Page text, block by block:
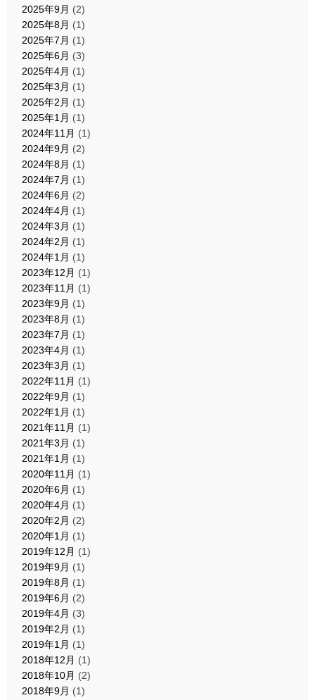
2025年9月 (2)
2025年8月 (1)
2025年7月 (1)
2025年6月 (3)
2025年4月 (1)
2025年3月 (1)
2025年2月 (1)
2025年1月 (1)
2024年11月 (1)
2024年9月 (2)
2024年8月 (1)
2024年7月 (1)
2024年6月 (2)
2024年4月 (1)
2024年3月 (1)
2024年2月 (1)
2024年1月 (1)
2023年12月 (1)
2023年11月 (1)
2023年9月 (1)
2023年8月 (1)
2023年7月 (1)
2023年4月 (1)
2023年3月 (1)
2022年11月 (1)
2022年9月 (1)
2022年1月 (1)
2021年11月 (1)
2021年3月 (1)
2021年1月 (1)
2020年11月 (1)
2020年6月 (1)
2020年4月 (1)
2020年2月 (2)
2020年1月 (1)
2019年12月 (1)
2019年9月 (1)
2019年8月 (1)
2019年6月 (2)
2019年4月 (3)
2019年2月 (1)
2019年1月 (1)
2018年12月 (1)
2018年10月 (2)
2018年9月 (1)